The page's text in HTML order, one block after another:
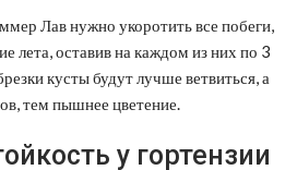
Лав нужно укоротить все побеги,
лета, оставив на каждом из них по 3
кусты будут лучше ветвиться, а
тем пышнее цветение.
у гортензии